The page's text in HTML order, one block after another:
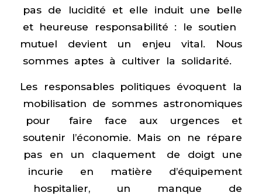
pas de lucidité et elle induit une belle
et heureuse responsabilité : le soutien
mutuel devient un enjeu vital. Nous
sommes aptes à cultiver la solidarité.
Les responsables politiques évoquent la
mobilisation de sommes astronomiques
pour faire face aux urgences et
soutenir l’économie. Mais on ne répare
pas en un claquement de doigt une
incurie en matière d’équipement
hospitalier, un manque de